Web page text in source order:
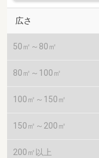
広さ
50㎡～80㎡
80㎡～100㎡
100㎡～150㎡
150㎡～200㎡
200㎡以上